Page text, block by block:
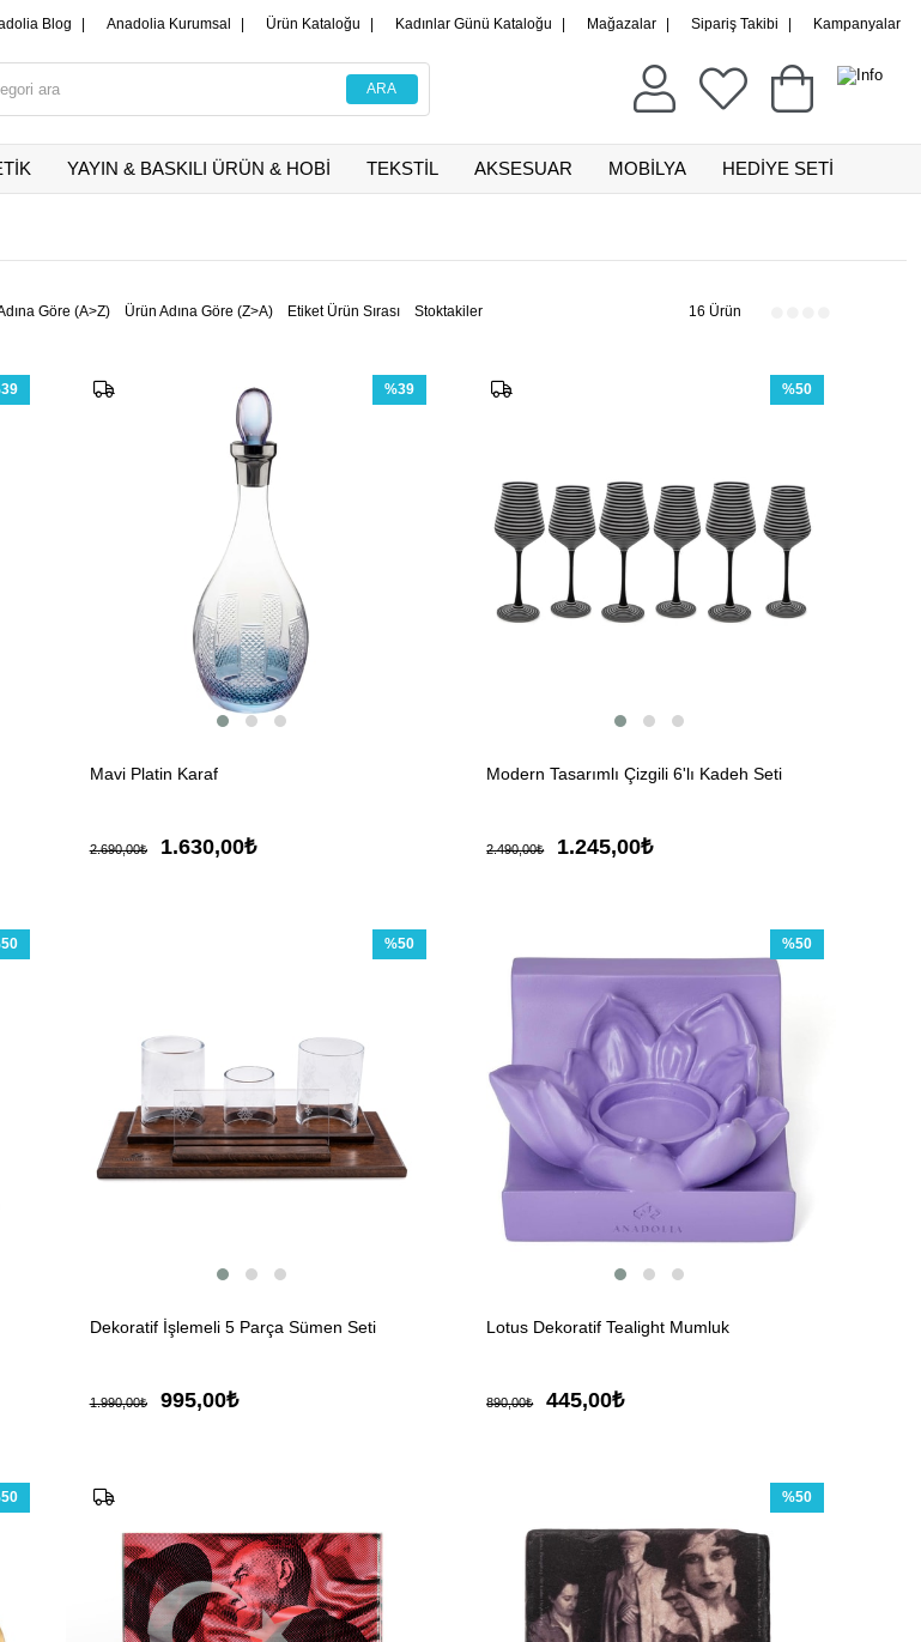
Blog Anadolia Kurumsal Ürün Kataloğu Kadınlar Günü Kataloğu Mağazalar Sipariş Takibi Kampanyalar
YAYIN & BASKILI ÜRÜN & HOBİ TEKSTİL AKSESUAR MOBİLYA HEDİYE SETİ
Göre (A>Z) Ürün Adına Göre (Z>A) Etiket Ürün Sırası Stoktakiler 16 Ürün
Mavi Platin Karaf
1.630,00₺
2.690,00₺
%39
Modern Tasarımlı Çizgili 6'lı Kadeh Seti
1.245,00₺
2.490,00₺
%50
Dekoratif İşlemeli 5 Parça Sümen Seti
995,00₺
1.990,00₺
%50
Lotus Dekoratif Tealight Mumluk
445,00₺
890,00₺
%50
%50